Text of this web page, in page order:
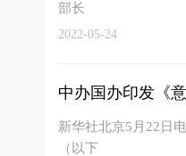
部长
2022-05-24
中办国办印发《
新华社北京5月22日
（以下